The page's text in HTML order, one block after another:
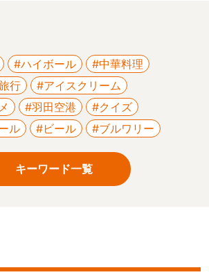
#ハイボール
#中華料理
行
#アイスクリーム
#羽田空港
#クイズ
ル
#ビール #ブルワリー
キーワード一覧